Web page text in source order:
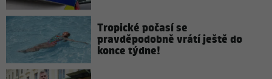
Tropické počasí se
pravděpodobně vrátí ještě do
konce týdne!